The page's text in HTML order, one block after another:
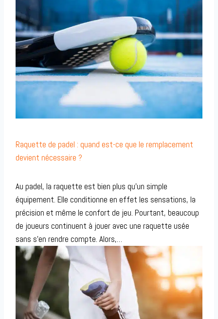
Raquette de padel : quand est-ce que le remplacement
devient nécessaire ?
Au padel, la raquette est bien plus qu’un simple
équipement. Elle conditionne en effet les sensations, la
précision et même le confort de jeu. Pourtant, beaucoup
de joueurs continuent à jouer avec une raquette usée
sans s’en rendre compte. Alors,…